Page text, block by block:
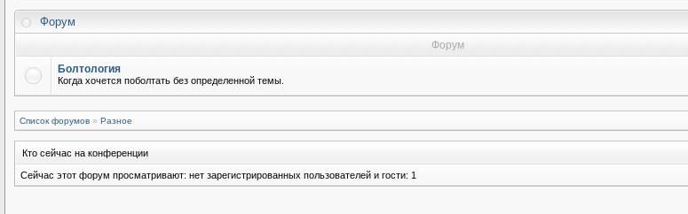
Форум
Форум
Болтология
Когда хочется поболтать без определенной темы.
Список форумов » Разное
Кто сейчас на конференции
Сейчас этот форум просматривают: нет зарегистрированных пользователей и гости: 1